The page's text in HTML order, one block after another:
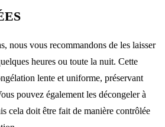
nous vous recommandons de les laisser
heures ou toute la nuit. Cette
lente et uniforme, préservant
pouvez également les décongeler à
cela doit être fait de manière contrôlée